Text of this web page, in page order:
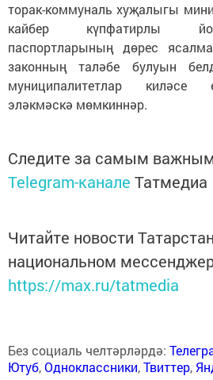
торак-коммуналь хуҗалыгы
кайбер күпфатирлы
паспортларының дөрес
законның таләбе булуын
муниципалитетлар киләсе
эләкмәскә мөмкиннәр.
Следите за самым
Telegram-канале Татмедиа
Читайте новости
национальном
https://max.ru/tatmedia
Без социаль челтәрләрдә:
Ютуб,Одноклассники,Твиттер,